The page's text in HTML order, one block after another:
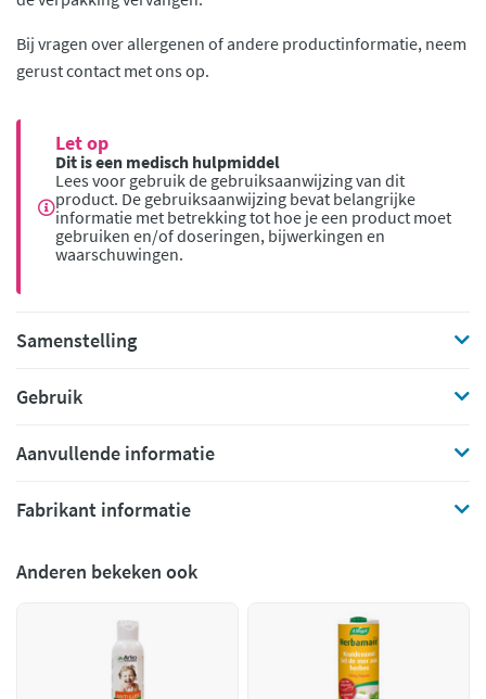
Bij vragen over allergenen of andere productinformatie, neem
gerust contact met ons op.
Let op
Dit is een medisch hulpmiddel
Lees voor gebruik de gebruiksaanwijzing van dit
product. De gebruiksaanwijzing bevat belangrijke
informatie met betrekking tot hoe je een product moet
gebruiken en/of doseringen, bijwerkingen en
waarschuwingen.
Samenstelling
Gebruik
Aanvullende informatie
Fabrikant informatie
Anderen bekeken ook